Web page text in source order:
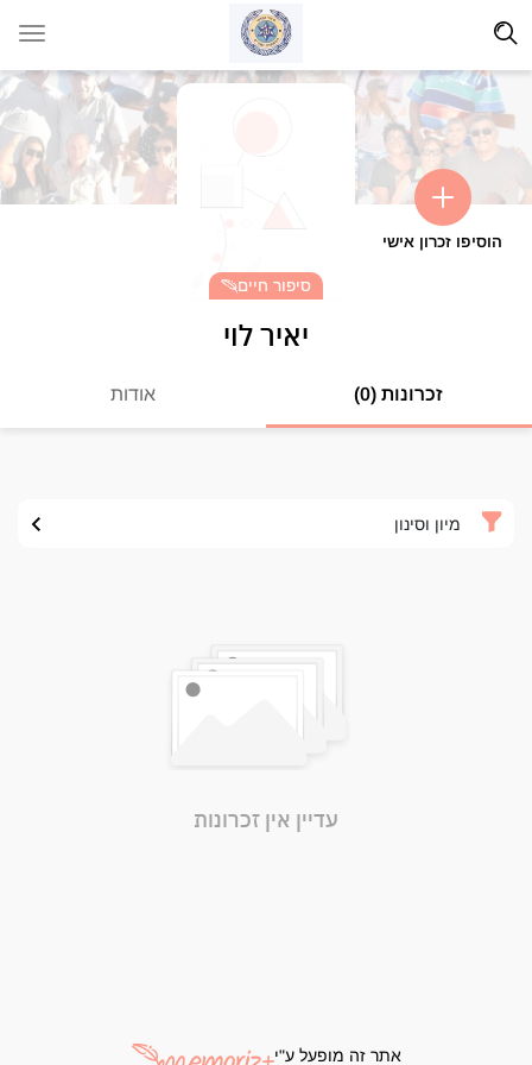
הוסיפו זכרון אישי
סיפור חיים
יאיר לוי
זכרונות (0) אודות
מיון וסינון
עדיין אין זכרונות
אתר זה מופעל ע"י